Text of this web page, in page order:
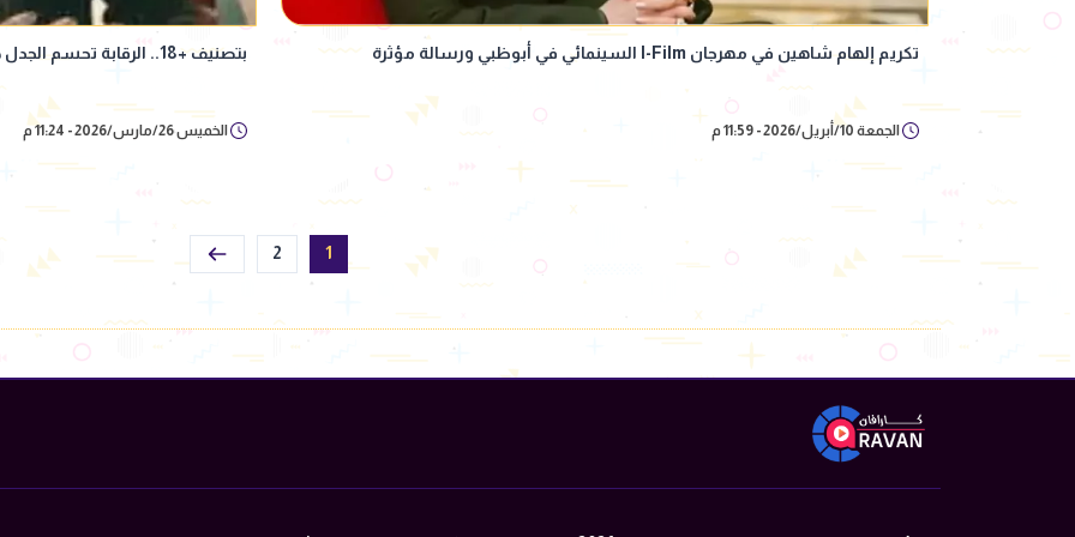
تكريم إلهام شاهين في مهرجان I-Film السينمائي في أبوظبي ورسالة مؤثرة
الجمعة 10/أبريل/2026 - 11:59 م
بتصنيف +18.. الرقابة تحسم الجدل حول أزمة "سفاح التجمع" بعد إعادة عرضه
الخميس 26/مارس/2026 - 11:24 م
1
2